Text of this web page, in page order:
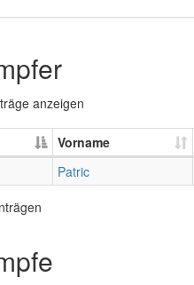
anzeigen
Vorname
Patric